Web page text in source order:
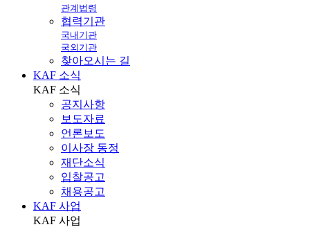
관계법령
협력기관
국내기관
국외기관
찾아오시는 길
KAF 소식
KAF 소식
공지사항
보도자료
언론보도
이사장 동정
재단소식
입찰공고
채용공고
KAF 사업
KAF 사업